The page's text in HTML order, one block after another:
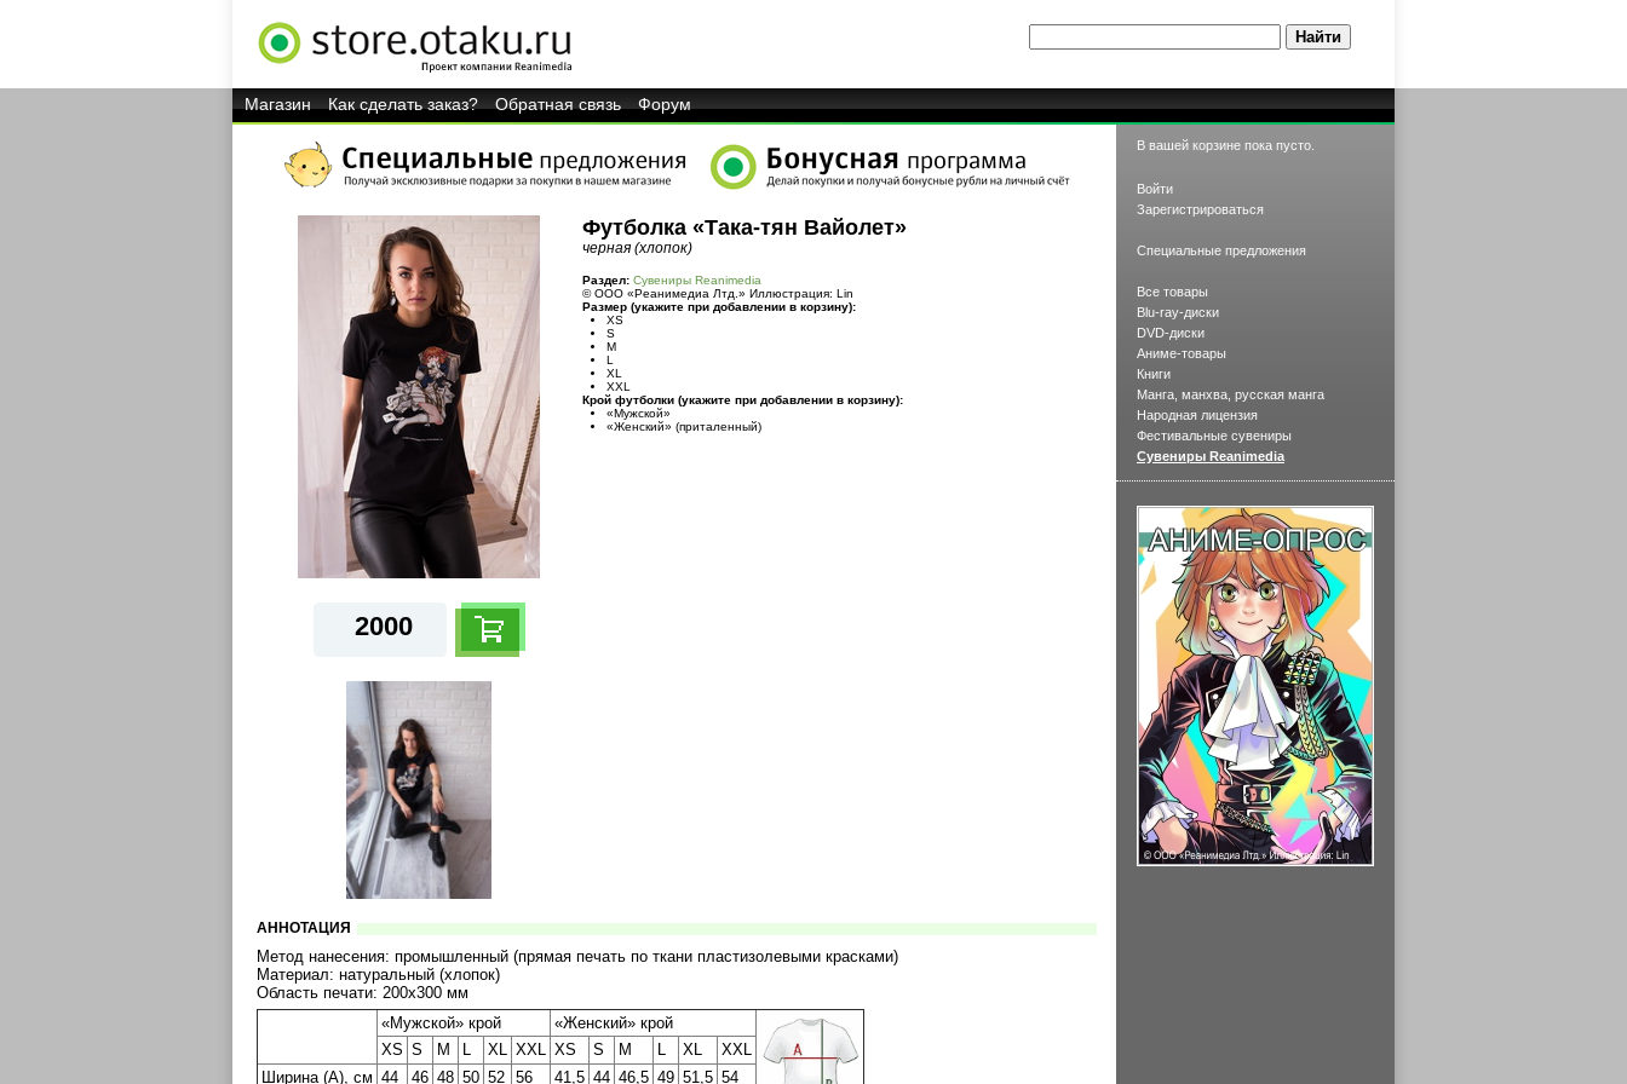
Магазин Как сделать заказ? Обратная связь Форум
Футболка «Така-тян Вайолет»
черная (хлопок)
Раздел: Сувениры Reanimedia
© ООО «Реанимедиа Лтд.» Иллюстрация: Lin
Размер (укажите при добавлении в корзину):
XS
S
M
L
XL
XXL
Крой футболки (укажите при добавлении в корзину):
«Мужской»
«Женский» (приталенный)
2000
АННОТАЦИЯ
Метод нанесения: промышленный (прямая печать по ткани пластизолевыми красками)
Материал: натуральный (хлопок)
Область печати: 200х300 мм
«Мужской» крой
«Женский» крой
XS S M L XL XXL XS S M L XL
XXL
Ширина (A), см 44 46 48 50 52 56 41,5 44 46,5 49 51,5 54
В вашей корзине пока пусто.
Войти
Зарегистрироваться
Специальные предложения
Все товары
Blu-ray-диски
DVD-диски
Аниме-товары
Книги
Манга, манхва, русская манга
Народная лицензия
Фестивальные сувениры
Сувениры Reanimedia